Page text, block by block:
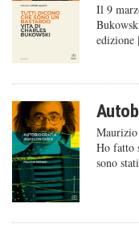
Il 9
Maurizio
Ho fatto
sono